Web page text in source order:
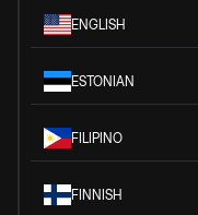
ENGLISH
ESTONIAN
FILIPINO
FINNISH